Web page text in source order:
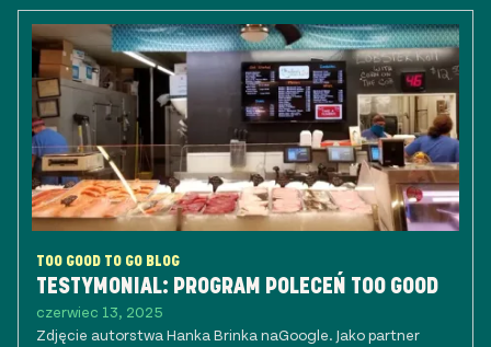
TOO GOOD TO GO BLOG
TESTYMONIAL: PROGRAM POLECEŃ TOO GOOD
czerwiec 13, 2025
Zdjęcie autorstwa Hanka Brinka naGoogle. Jako partner